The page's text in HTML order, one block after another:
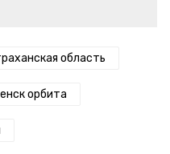
область
орбита